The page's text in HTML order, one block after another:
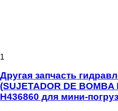
1
Другая запчасть
(SUJETADOR DE BOMBA
H436860 для мини-